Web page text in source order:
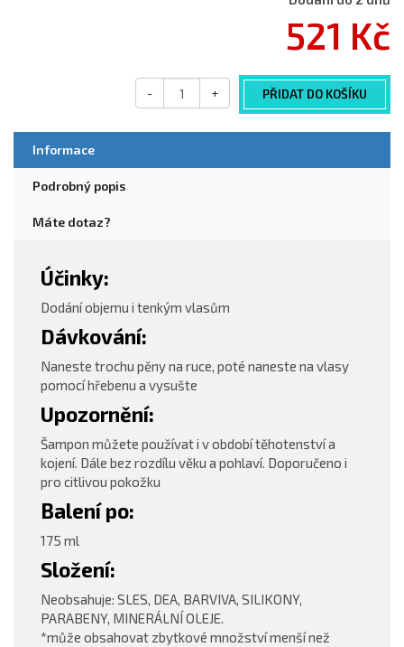
521 Kč
PŘIDAT DO KOŠÍKU
- +
Informace
Podrobný popis
Máte dotaz?
Účinky:
Dodání objemu i tenkým vlasům
Dávkování:
Naneste trochu pěny na ruce, poté naneste na vlasy
pomocí hřebenu a vysušte
Upozornění:
Šampon můžete používat i v období těhotenství a
kojení. Dále bez rozdílu věku a pohlaví. Doporučeno i
pro citlivou pokožku
Balení po:
175 ml
Složení:
Neobsahuje: SLES, DEA, BARVIVA, SILIKONY,
PARABENY, MINERÁLNÍ OLEJE.
*může obsahovat zbytkové množství menší než